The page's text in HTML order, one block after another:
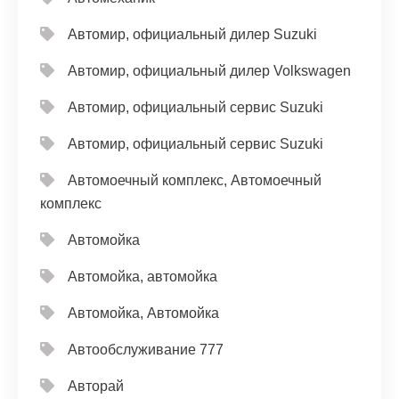
Автомир, официальный дилер Suzuki
Автомир, официальный дилер Volkswagen
Автомир, официальный сервис Suzuki
Автомир, официальный сервис Suzuki
Автомоечный комплекс, Автомоечный
комплекс
Автомойка
Автомойка, автомойка
Автомойка, Автомойка
Автообслуживание 777
Авторай